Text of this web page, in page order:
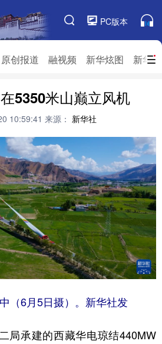
PC版本
原创报道 融视频 新华炫图 新华
频道栏目
焦 原创报道
融视频
谈 新华云直播
藏 文化旅游
乡村振兴
5350米山巅立风机
10:59:41 来源： 新华社
（6月5日摄）。新华社发
局承建的西藏华电琼结440MW